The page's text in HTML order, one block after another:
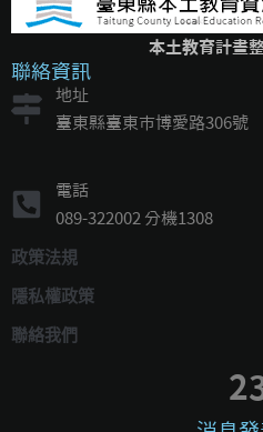
本土教育計畫
聯絡資訊
地址
臺東縣臺東市博愛路306號
電話
089-322002 分機1308
政策法規
隱私權政策
聯絡我們